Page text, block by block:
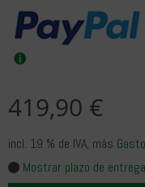
419,90 €
incl. 19 % de IVA, más
Mostrar plazo de entrega